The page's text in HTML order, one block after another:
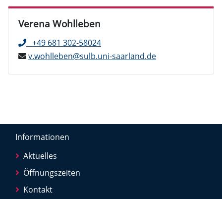
Verena Wohlleben
+49 681 302-58024
v.wohlleben@sulb.uni-saarland.de
Informationen
Aktuelles
Öffnungszeiten
Kontakt